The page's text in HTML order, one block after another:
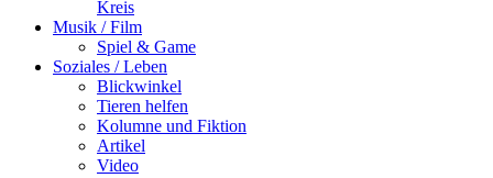
Kreis
Musik / Film
Spiel & Game
Soziales / Leben
Blickwinkel
Tieren helfen
Kolumne und Fiktion
Artikel
Video